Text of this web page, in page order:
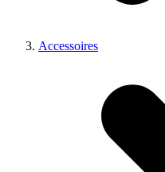
Accessoires